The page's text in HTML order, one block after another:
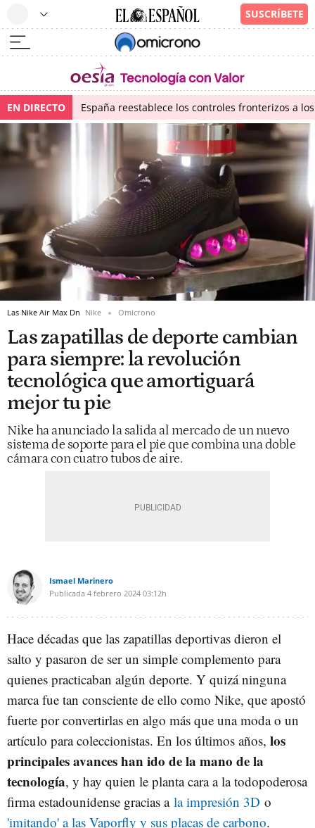
EN DIRECTO España reestablece los controles fronterizos a
Las Nike Air Max Dn Nike Omicrono
Las zapatillas de deporte cambian
para siempre: la revolución
tecnológica que amortiguará
mejor tu pie
Nike ha anunciado la salida al mercado de un nuevo
sistema de soporte para el pie que combina una doble
cámara con cuatro tubos de aire.
Ismael Marinero
Publicada 4 febrero 2024 03:12h
Hace décadas que las zapatillas deportivas dieron el
salto y pasaron de ser un simple complemento para
quienes practicaban algún deporte. Y quizá ninguna
marca fue tan consciente de ello como Nike, que apostó
fuerte por convertirlas en algo más que una moda o un
artículo para coleccionistas. En los últimos años, los
principales avances han ido de la mano de la
tecnología, y hay quien le planta cara a la todopoderosa
firma estadounidense gracias a la impresión 3D o
'imitando' a las Vaporfly y sus placas de carbono.